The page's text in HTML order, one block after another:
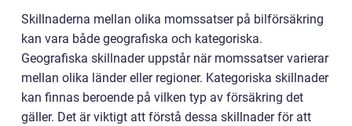
Skillnaderna mellan olika momssatser på bilförsäkring
kan vara både geografiska och kategoriska.
Geografiska skillnader uppstår när momssatser varierar
mellan olika länder eller regioner. Kategoriska skillnader
kan finnas beroende på vilken typ av försäkring det
gäller. Det är viktigt att förstå dessa skillnader för att